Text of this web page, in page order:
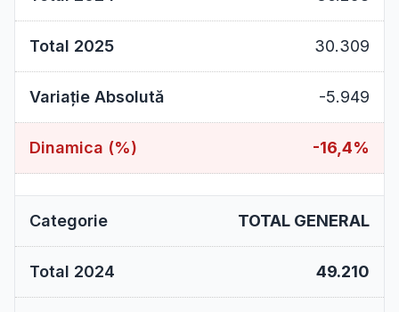
30.309
-5.949
-16,4%
TOTAL GENERAL
49.210